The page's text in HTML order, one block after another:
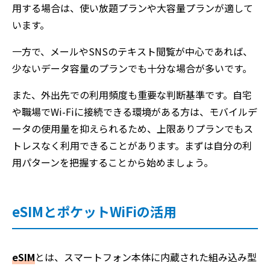
用する場合は、使い放題プランや大容量プランが適して
います。
一方で、メールやSNSのテキスト閲覧が中心であれば、
少ないデータ容量のプランでも十分な場合が多いです。
また、外出先での利用頻度も重要な判断基準です。自宅
や職場でWi-Fiに接続できる環境がある方は、モバイルデ
ータの使用量を抑えられるため、上限ありプランでもス
トレスなく利用できることがあります。まずは自分の利
用パターンを把握することから始めましょう。
eSIMとポケットWiFiの活用
eSIMとは、スマートフォン本体に内蔵された組み込み型